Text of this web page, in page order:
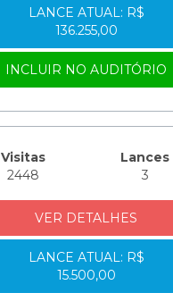
LANCE ATUAL: R$
136.255,00
INCLUIR NO AUDITÓRIO
Visitas
2448
Lances
3
VER DETALHES
LANCE ATUAL: R$
15.500,00